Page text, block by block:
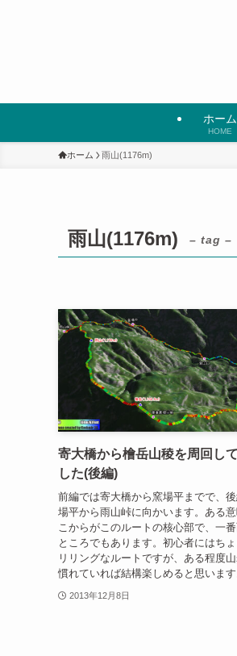
ホーム
HOME
ホーム 雨山(1176m)
雨山(1176m) – tag –
寄大橋から檜岳山稜を周回し
した(後編)
前編では寄大橋から窯場平までで、
場平から雨山峠に向かいます。ある意
こからがこのルートの核心部で、一
ところでもあります。初心者にはち
リリングなルートですが、ある程度
慣れていれば結構楽しめると思います
2013年12月8日